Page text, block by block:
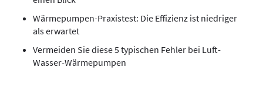
Wärmepumpen-Praxistest: Die Effizienz ist niedriger
als erwartet
Vermeiden Sie diese 5 typischen Fehler bei Luft-
Wasser-Wärmepumpen